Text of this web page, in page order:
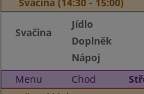
Svačina
Jídlo
Doplněk
Nápoj
Menu
Chod